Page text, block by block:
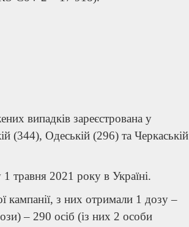
випадків зареєстрована у
(344), Одеській (296) та Черкаській
2021 року в Україні.
з них отримали 1 дозу –
– 290 осіб (із них 2 особи